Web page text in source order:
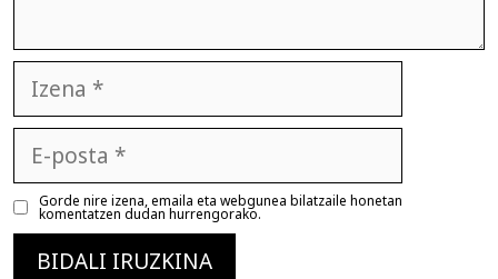
posta
Gorde nire izena, emaila eta webgunea bilatzaile honetan
komentatzen dudan hurrengorako.